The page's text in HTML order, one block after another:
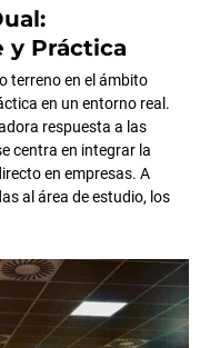
y Práctica
terreno en el ámbito
en un entorno real.
respuesta a las
centra en integrar la
en empresas. A
al área de estudio, los